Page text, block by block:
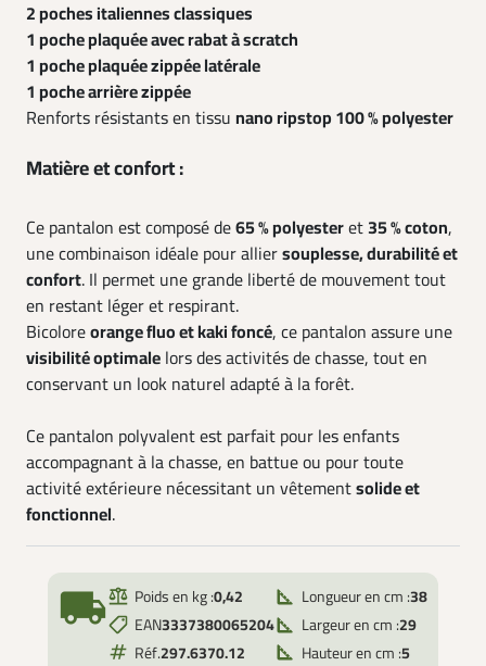
2 poches italiennes classiques
1 poche plaquée avec rabat à scratch
1 poche plaquée zippée latérale
1 poche arrière zippée
Renforts résistants en tissu nano ripstop 100 % polyester
Matière et confort :
Ce pantalon est composé de65 % polyesteret35 % coton,
une combinaison idéale pour alliersouplesse, durabilité et
confort. Il permet une grande liberté de mouvement tout
en restant léger et respirant.
Bicoloreorange fluo et kaki foncé, ce pantalon assure une
visibilité optimale lors des activités de chasse, tout en
conservant un look naturel adapté à la forêt.
Ce pantalon polyvalent est parfait pour les enfants
accompagnant à la chasse, en battue ou pour toute
activité extérieure nécessitant un vêtementsolide et
fonctionnel.
local_shipping Poids en kg :0,42
EAN3337380065204
Réf.297.6370.12
Longueur en cm :38
Largeur en cm :29
Hauteur en cm :5